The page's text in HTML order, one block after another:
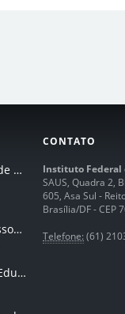
I Seminário de Integridade do IFB
Humanização dos processos de trabalhos em tempos de IA
Inteligência Artificial na Educação Profissional e Tecnológica: potencialidades, desafios e desenvolvimento docente
CONTATO
Instituto Federal
SAUS, Quadra 2,
605, Asa Sul -
Brasília/DF - CEP
Telefone: (61)